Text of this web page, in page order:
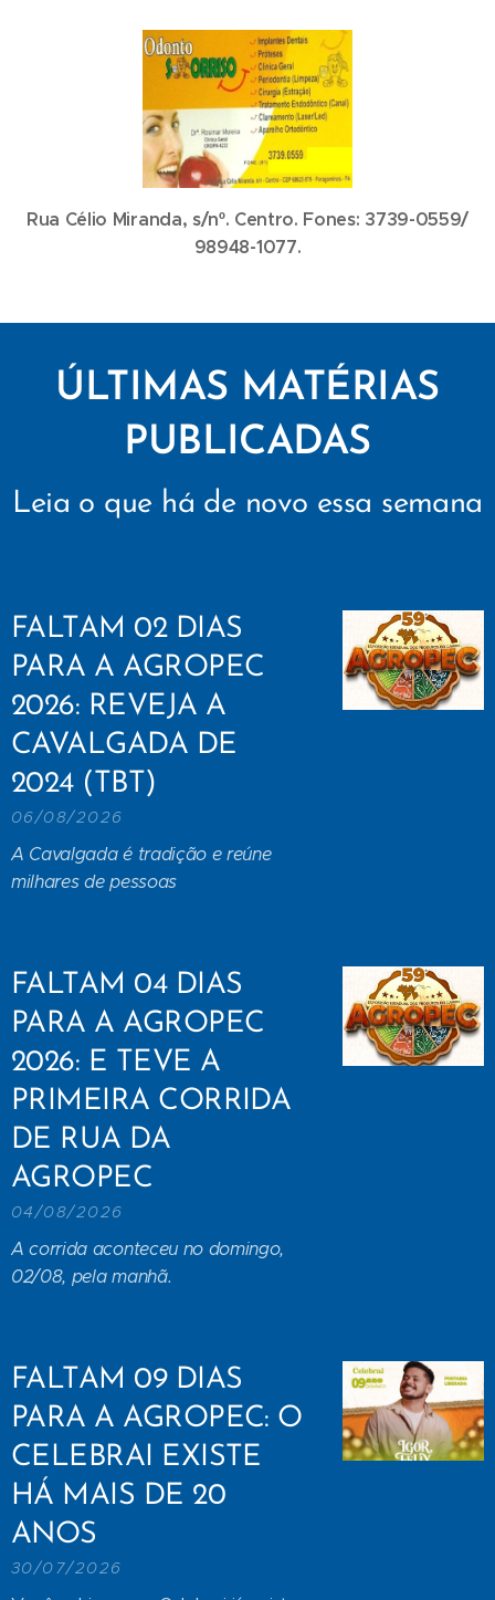
Rua Célio Miranda, s/nº. Centro. Fones: 3739-0559/
98948-1077.
ÚLTIMAS MATÉRIAS
PUBLICADAS
Leia o que há de novo essa semana
FALTAM 02 DIAS
PARA A AGROPEC
2026: REVEJA A
CAVALGADA DE
2024 (TBT)
06/08/2026
A Cavalgada é tradição e reúne
milhares de pessoas
FALTAM 04 DIAS
PARA A AGROPEC
2026: E TEVE A
PRIMEIRA CORRIDA
DE RUA DA
AGROPEC
04/08/2026
A corrida aconteceu no domingo,
02/08, pela manhã.
FALTAM 09 DIAS
PARA A AGROPEC: O
CELEBRAI EXISTE
HÁ MAIS DE 20
ANOS
30/07/2026